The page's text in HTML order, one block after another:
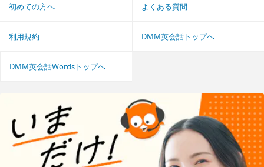
初めての方へ よくある質問
利用規約 DMM英会話トップへ
DMM英会話Wordsトップへ